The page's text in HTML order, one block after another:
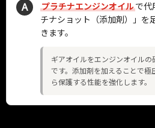
A プラチナエンジンオイルで代
チナショット（添加剤）」を
きます。
ギアオイルをエンジンオイル
です。添加剤を加えることで
ら保護する性能を強化します。